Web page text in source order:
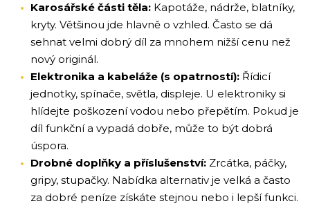
Karosářské části těla: Kapotáže, nádrže, blatníky,
kryty. Většinou jde hlavně o vzhled. Často se dá
sehnat velmi dobrý díl za mnohem nižší cenu než
nový originál.
Elektronika a kabeláže (s opatrností): Řídicí
jednotky, spínače, světla, displeje. U elektroniky si
hlídejte poškození vodou nebo přepětím. Pokud je
díl funkční a vypadá dobře, může to být dobrá
úspora.
Drobné doplňky a příslušenství: Zrcátka, páčky,
gripy, stupačky. Nabídka alternativ je velká a často
za dobré peníze získáte stejnou nebo i lepší funkci.